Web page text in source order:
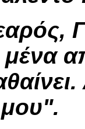
μου".